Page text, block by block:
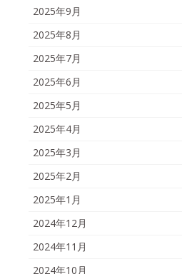
2025年9月
2025年8月
2025年7月
2025年6月
2025年5月
2025年4月
2025年3月
2025年2月
2025年1月
2024年12月
2024年11月
2024年10月